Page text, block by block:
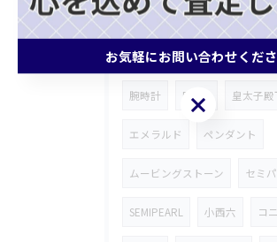
モノグラムトリヨン 記念
ブランド財布 ROLEX
腕時計 FENDI 皇太子
エメラルド ペンダント
ムービングストーン セミ
SEMIPEARL 小西六 コ
お気軽にお問い合わせくだ
お気軽にお問い合わせくだ